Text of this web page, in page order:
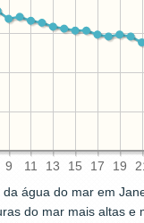
9 11 13 15 17 19
água do mar em
do mar mais altas e